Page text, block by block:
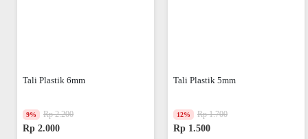
Tali Plastik 6mm
9% Rp 2.200
Rp 2.000
Tali Plastik 5mm
12% Rp 1.700
Rp 1.500